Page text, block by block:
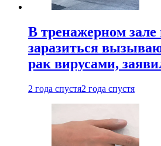
В тренажерном
заразиться
рак вирусами,
2 года спустя2 года спустя